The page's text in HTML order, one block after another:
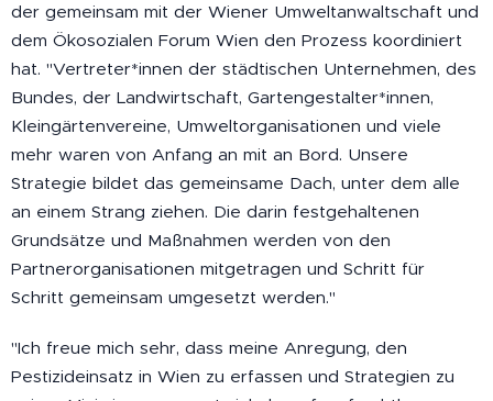
der gemeinsam mit der Wiener Umweltanwaltschaft und
dem Ökosozialen Forum Wien den Prozess koordiniert
hat. "Vertreter*innen der städtischen Unternehmen, des
Bundes, der Landwirtschaft, Gartengestalter*innen,
Kleingärtenvereine, Umweltorganisationen und viele
mehr waren von Anfang an mit an Bord. Unsere
Strategie bildet das gemeinsame Dach, unter dem alle
an einem Strang ziehen. Die darin festgehaltenen
Grundsätze und Maßnahmen werden von den
Partnerorganisationen mitgetragen und Schritt für
Schritt gemeinsam umgesetzt werden."
"Ich freue mich sehr, dass meine Anregung, den
Pestizideinsatz in Wien zu erfassen und Strategien zu